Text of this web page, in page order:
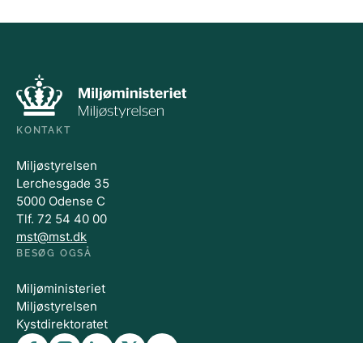
KONTAKT
Miljøstyrelsen
Lerchesgade 35
5000 Odense C
Tlf. 72 54 40 00
mst@mst.dk
BESØG OGSÅ
Miljøministeriet
Miljøstyrelsen
Kystdirektoratet